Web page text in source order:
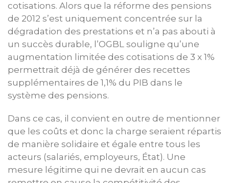
cotisations. Alors que la réforme des pensions
de 2012 s’est uniquement concentrée sur la
dégradation des prestations et n’a pas abouti à
un succès durable, l’OGBL souligne qu’une
augmentation limitée des cotisations de 3 x 1%
permettrait déjà de générer des recettes
supplémentaires de 1,1% du PIB dans le
système des pensions.
Dans ce cas, il convient en outre de mentionner
que les coûts et donc la charge seraient répartis
de manière solidaire et égale entre tous les
acteurs (salariés, employeurs, État). Une
mesure légitime qui ne devrait en aucun cas